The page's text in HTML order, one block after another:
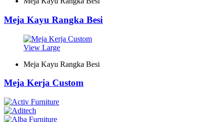
Meja Kayu Rangka Besi
View Large
Meja Kayu Rangka Besi
Meja Kerja Custom